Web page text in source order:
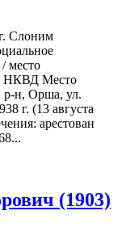
Слоним
место
НКВД Место
р-н, Орша, ул.
г. (13 августа
арестован
(1903)